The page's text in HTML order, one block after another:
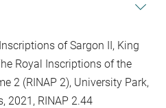
of Sargon II, King
Royal Inscriptions of the
2 (RINAP 2), University Park,
2021, RINAP 2.44